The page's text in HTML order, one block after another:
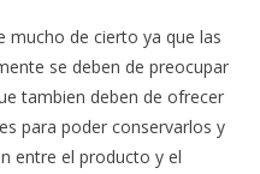
mucho de cierto ya que las
se deben de preocupar
tambien deben de ofrecer
para poder conservarlos y
entre el producto y el